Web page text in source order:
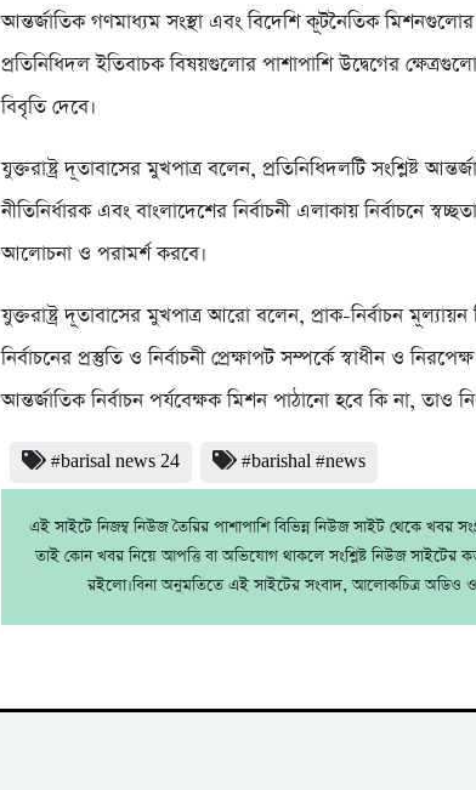
আন্তর্জাতিক গণমাধ্যম সংস্থা এবং বিদেশি কূটনৈতিক
প্রতিনিধিদল ইতিবাচক বিষয়গুলোর পাশাপাশি উদ্বেগের
বিবৃতি দেবে।
যুক্তরাষ্ট্র দূতাবাসের মুখপাত্র বলেন, প্রতিনিধিদলটি সংশ্লিষ্ট
নীতিনির্ধারক এবং বাংলাদেশের নির্বাচনী এলাকায় নির্বাচনে
আলোচনা ও পরামর্শ করবে।
যুক্তরাষ্ট্র দূতাবাসের মুখপাত্র আরো বলেন, প্রাক-নির্বাচন
নির্বাচনের প্রস্তুতি ও নির্বাচনী প্রেক্ষাপট সম্পর্কে স্বাধীন ও
আন্তর্জাতিক নির্বাচন পর্যবেক্ষক মিশন পাঠানো হবে কি না, তাও
#barisal news 24 #barishal #news
এই সাইটে নিজম্ব নিউজ তৈরির পাশাপাশি বিভিন্ন নিউজ সাইট থেকে খবর
তাই কোন খবর নিয়ে আপত্তি বা অভিযোগ থাকলে সংশ্লিষ্ট নিউজ সাইটের
রইলো।বিনা অনুমতিতে এই সাইটের সংবাদ, আলোকচিত্র অডিও ও